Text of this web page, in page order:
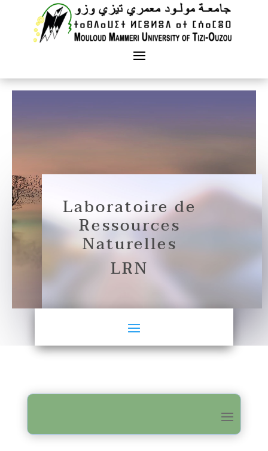
Laboratoire de
Ressources
Naturelles
LRN